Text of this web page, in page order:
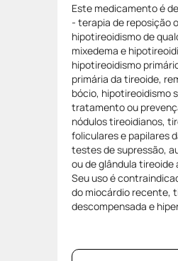
Este medicamento é
- terapia de reposição
hipotireoidismo de
mixedema e
hipotireoidismo
primária da tireoide,
bócio, hipotireoidismo
tratamento ou
nódulos tireoidianos,
foliculares e papilares
testes de supressão,
ou de glândula tireoide
Seu uso é
do miocárdio recente,
descompensada e